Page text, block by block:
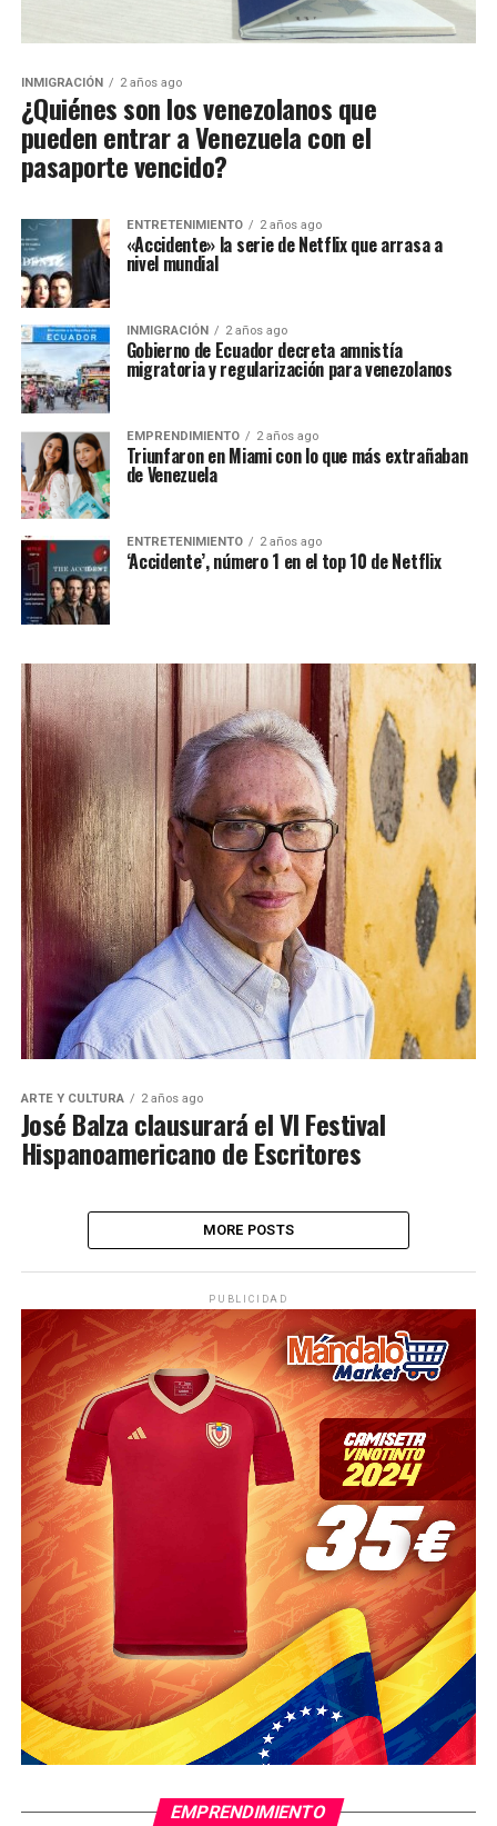
INMIGRACIÓN 2 años ago
¿Quiénes son los venezolanos que
pueden entrar a Venezuela con el
pasaporte vencido?
ENTRETENIMIENTO 2 años ago
«Accidente» la serie de Netflix que arrasa a
nivel mundial
INMIGRACIÓN 2 años ago
Gobierno de Ecuador decreta amnistía
migratoria y regularización para venezolanos
EMPRENDIMIENTO 2 años ago
Triunfaron en Miami con lo que más extrañaban
de Venezuela
ENTRETENIMIENTO 2 años ago
‘Accidente’, número 1 en el top 10 de Netflix
ARTE Y CULTURA 2 años ago
José Balza clausurará el VI Festival
Hispanoamericano de Escritores
MORE POSTS
PUBLICIDAD
EMPRENDIMIENTO